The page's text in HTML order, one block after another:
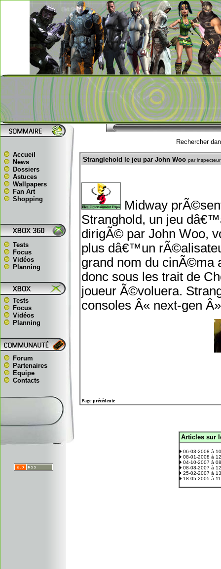
Accueil
News
Dossiers
Astuces
Wallpapers
Fan Art
Shopping
Tests
Focus
Vidéos
Planning
Tests
Focus
Vidéos
Planning
Forum
Partenaires
Equipe
Contacts
Rechercher
Stranglehold le jeu par John Woo par
Midway
Stranghold, un jeu
dirigÃ© par John Woo,
plus dâ€™un
grand nom du
donc sous les trait de
joueur Ã©voluera.
consoles Â« next-gen
Page précédente
Articles sur
06-03-2008 à
08-01-2008 à
04-10-2007 à
08-08-2007 à
25-02-2007 à
18-05-2005 à